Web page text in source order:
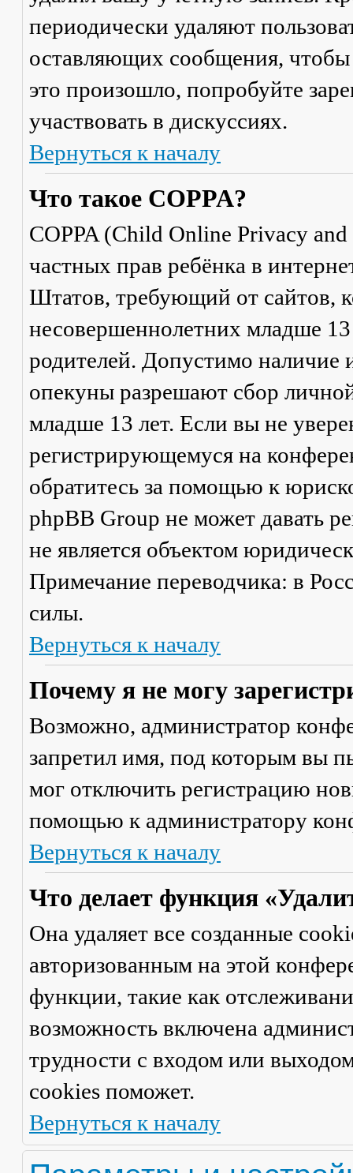
периодически удаляют
оставляющих сообщения,
это произошло, попробуйте
участвовать в дискуссиях.
Вернуться к началу
Что такое COPPA?
COPPA (Child Online Privacy
частных прав ребёнка в
Штатов, требующий от сайтов,
несовершеннолетних младше 13
родителей. Допустимо наличие
опекуны разрешают сбор
младше 13 лет. Если вы не
регистрирующемуся на
обратитесь за помощью к
phpBB Group не может давать
не является объектом
Примечание переводчика: в
силы.
Вернуться к началу
Почему я не могу
Возможно, администратор
запретил имя, под которым вы
мог отключить регистрацию
помощью к администратору
Вернуться к началу
Что делает функция
Она удаляет все созданные
авторизованным на этой
функции, такие как
возможность включена
трудности с входом или
cookies поможет.
Вернуться к началу